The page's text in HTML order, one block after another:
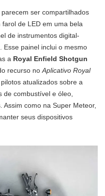
ser compartilhados
de LED em uma bela
de instrumentos digital-
Esse painel inclui o mesmo
a Royal Enfield Shotgun
recurso no Aplicativo Royal
pilotos atualizados sobre a
de combustível e óleo,
como na Super Meteor,
seus dispositivos